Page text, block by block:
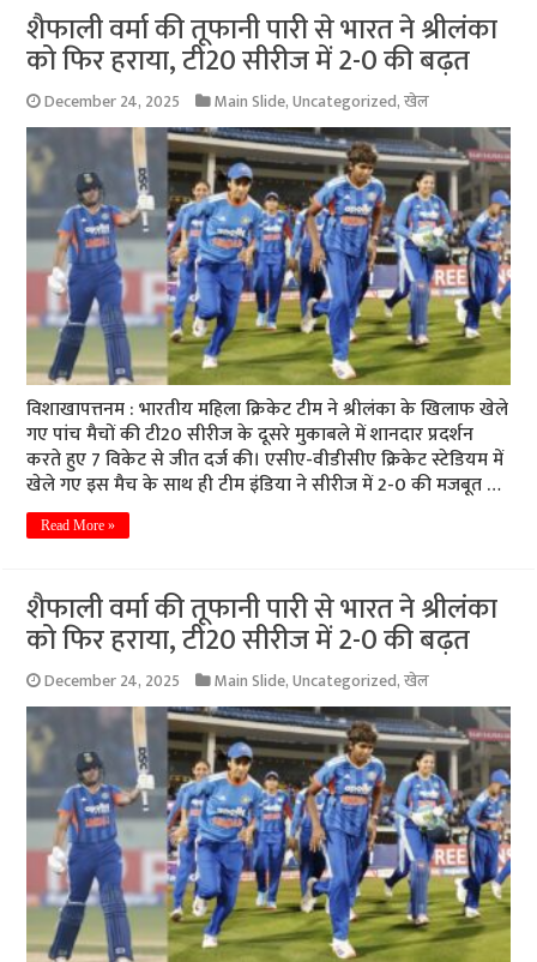
शैफाली वर्मा की तूफानी पारी से भारत ने श्रीलंका
को फिर हराया, टी20 सीरीज में 2-0 की बढ़त
December 24, 2025 Main Slide,Uncategorized,खेल
विशाखापत्तनम : भारतीय महिला क्रिकेट टीम ने श्रीलंका के खिलाफ खेले
गए पांच मैचों की टी20 सीरीज के दूसरे मुकाबले में शानदार प्रदर्शन
करते हुए 7 विकेट से जीत दर्ज की। एसीए-वीडीसीए क्रिकेट स्टेडियम में
खेले गए इस मैच के साथ ही टीम इंडिया ने सीरीज में 2-0 की मजबूत …
Read More »
शैफाली वर्मा की तूफानी पारी से भारत ने श्रीलंका
को फिर हराया, टी20 सीरीज में 2-0 की बढ़त
December 24, 2025 Main Slide,Uncategorized,खेल